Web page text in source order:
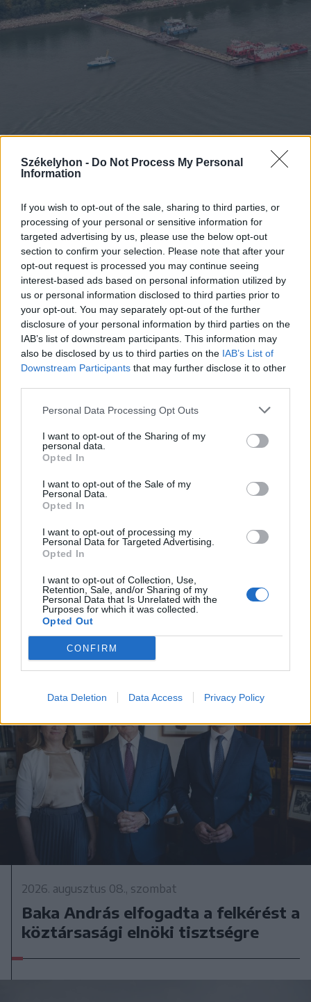
Székelyhon - Do Not Process My Personal
Information
If you wish to opt-out of the sale, sharing to third parties, or
processing of your personal or sensitive information for
targeted advertising by us, please use the below opt-out
section to confirm your selection. Please note that after your
opt-out request is processed you may continue seeing
interest-based ads based on personal information utilized by
us or personal information disclosed to third parties prior to
your opt-out. You may separately opt-out of the further
disclosure of your personal information by third parties on the
IAB’s list of downstream participants. This information may
also be disclosed by us to third parties on the IAB’s List of
Downstream Participants that may further disclose it to other
Personal Data Processing Opt Outs
I want to opt-out of the Sharing of my
personal data.
Opted In
I want to opt-out of the Sale of my
Personal Data.
Opted In
I want to opt-out of processing my
Personal Data for Targeted Advertising.
Opted In
I want to opt-out of Collection, Use,
Retention, Sale, and/or Sharing of my
Personal Data that Is Unrelated with the
Purposes for which it was collected.
Opted Out
CONFIRM
Data Deletion Data Access Privacy Policy
Sikeres volt a vízterelés: nyolc
centiméterrel nőtt a Duna
vízszintje Csernavodánál
2026. augusztus 09., vasárnap
Magyar előadók Sziget-koncertjei
lesznek láthatók az M1-en
2026. augusztus 08., szombat
Baka András elfogadta a felkérést a
köztársasági elnöki tisztségre